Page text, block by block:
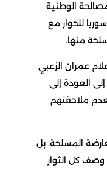
مع
الزعبي
إلى
بل